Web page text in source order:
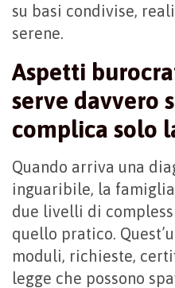
su basi condivise,
serene.
Aspetti
serve davvero
complica solo
Quando arriva una
inguaribile, la
due livelli di
quello pratico.
moduli, richieste,
legge che possono